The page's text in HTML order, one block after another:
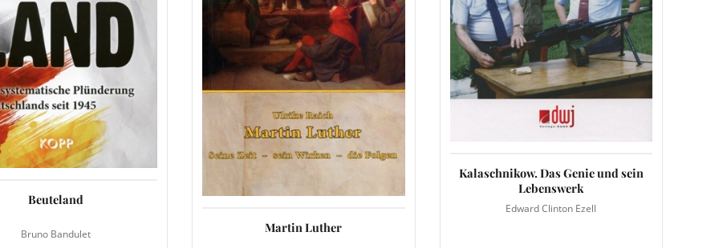
Beuteland
Bruno Bandulet Martin Luther
Kalaschnikow. Das Genie und sein
Lebenswerk
Edward Clinton Ezell